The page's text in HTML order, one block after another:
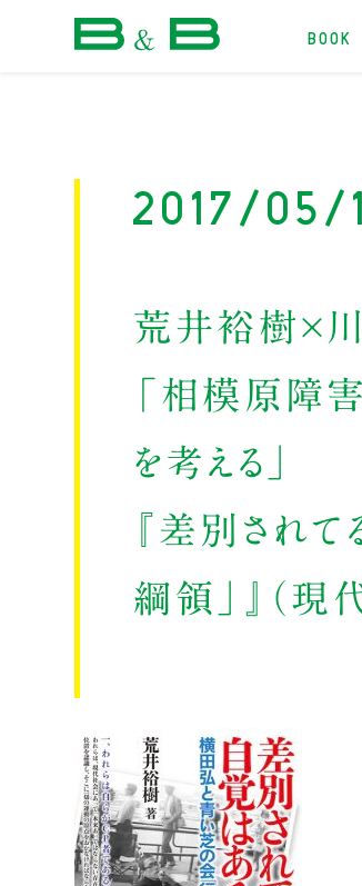
BOOK
2017/
荒井裕樹×
「相模原障
を考える」
『差別され
綱領」』（